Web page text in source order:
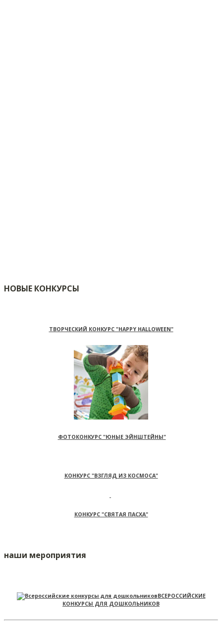
НОВЫЕ КОНКУРСЫ
ТВОРЧЕСКИЙ КОНКУРС "HAPPY HALLOWEEN"
ФОТОКОНКУРС "ЮНЫЕ ЭЙНШТЕЙНЫ"
КОНКУРС "ВЗГЛЯД ИЗ КОСМОСА"
КОНКУРС "СВЯТАЯ ПАСХА"
наши мероприятия
ВСЕРОССИЙСКИЕ
КОНКУРСЫ ДЛЯ ДОШКОЛЬНИКОВ